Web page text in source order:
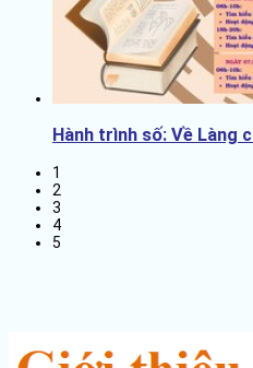
Hành trình số: Về Làng
1
2
3
4
5